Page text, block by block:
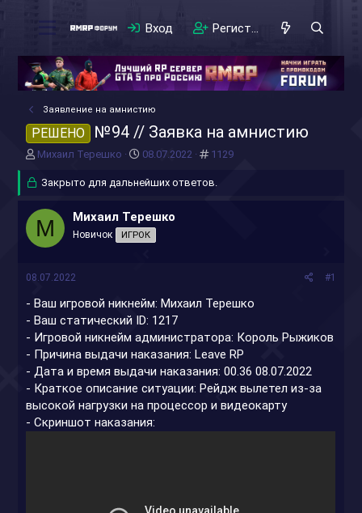
Вход Регистрация
Заявление на амнистию
РЕШЕНО №94 // Заявка на амнистию
А
т
р
т
Михаил Терешко
Д
т
н
а
ч
08.07.2022 #1129
Закрыто для дальнейших ответов.
М Михаил Терешко
Новичок ИГРОК
08.07.2022 #1
- Ваш игровой никнейм: Михаил Терешко
- Ваш статический ID: 1217
- Игровой никнейм администратора: Король Рыжиков
- Причина выдачи наказания: Leave RP
- Дата и время выдачи наказания: 00.36 08.07.2022
- Краткое описание ситуации: Рейдж вылетел из-за
высокой нагрузки на процессор и видеокарту
- Скриншот наказания: